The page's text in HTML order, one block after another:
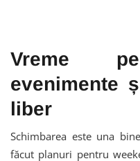
Vreme
evenimente
liber
Schimbarea este una
făcut planuri pentru